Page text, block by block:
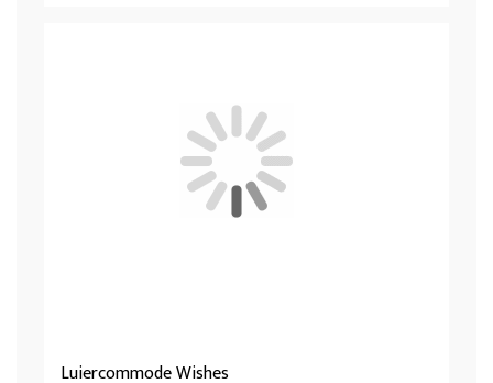
Luiercommode Wishes